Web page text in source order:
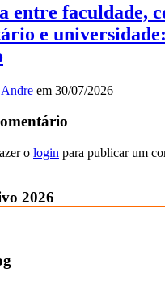
entre faculdade,
e
Andre em 30/07/2026
o login para publicar um
2026